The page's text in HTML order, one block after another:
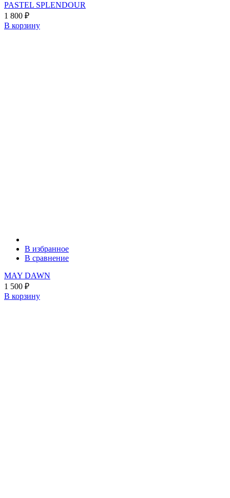
PASTEL SPLENDOUR
1 800 ₽
В корзину
В избранное
В сравнение
MAY DAWN
1 500 ₽
В корзину